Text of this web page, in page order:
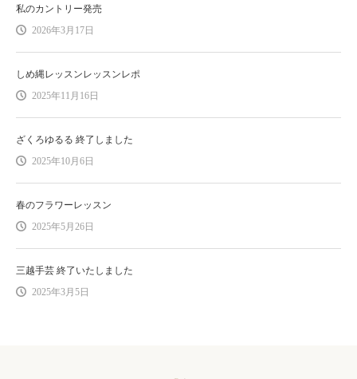
私のカントリー発売
2026年3月17日
しめ縄レッスンレッスンレポ
2025年11月16日
ざくろゆるる 終了しました
2025年10月6日
春のフラワーレッスン
2025年5月26日
三越手芸 終了いたしました
2025年3月5日